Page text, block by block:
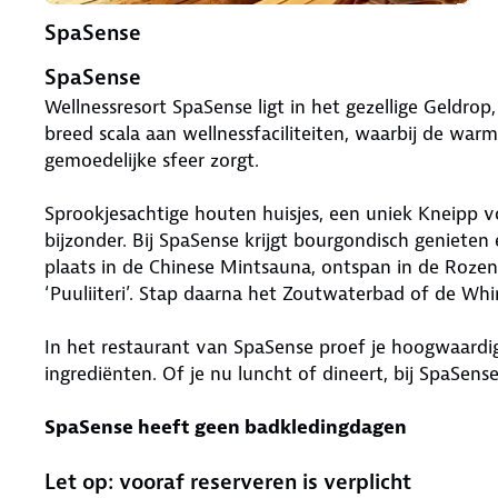
SpaSense
SpaSense
Wellnessresort SpaSense ligt in het gezellige
breed scala aan wellnessfaciliteiten, waarbij de
gemoedelijke sfeer zorgt.
Sprookjesachtige houten huisjes, een uniek
bijzonder. Bij SpaSense krijgt bourgondisch
plaats in de Chinese Mintsauna, ontspan in de
‘Puuliiteri’. Stap daarna het Zoutwaterbad of de
In het restaurant van SpaSense proef je
ingrediënten. Of je nu luncht of dineert, bij
SpaSense heeft geen badkledingdagen
Let op: vooraf reserveren is verplicht